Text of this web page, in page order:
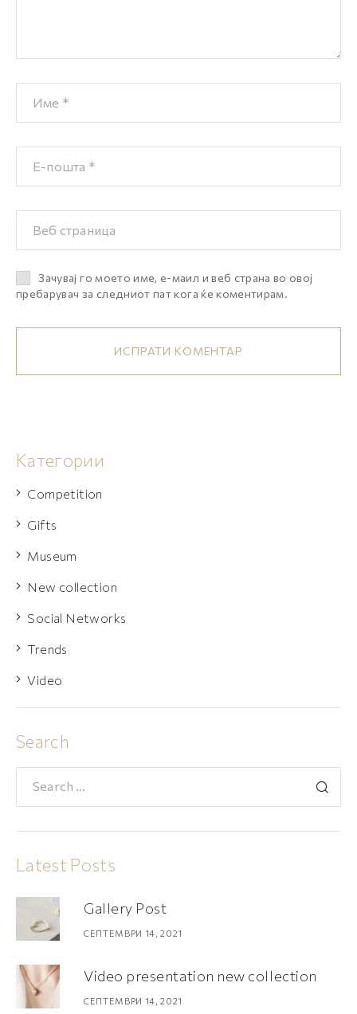
Зачувај го моето име, е-маил и веб страна во овој
пребарувач за следниот пат кога ќе коментирам.
ИСПРАТИ КОМЕНТАР
Категории
Competition
Gifts
Museum
New collection
Social Networks
Trends
Video
Search
Latest Posts
Gallery Post
СЕПТЕМВРИ 14, 2021
Video presentation new collection
СЕПТЕМВРИ 14, 2021